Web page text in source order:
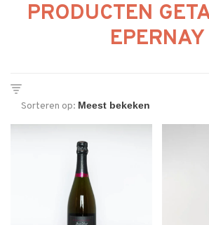
PRODUCTEN
EPERNAY
Sorteren op: